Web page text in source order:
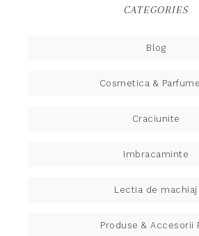
CATEGORIES
Blog
Cosmetica &
Craciunite
Imbracaminte
Lectia de machiaj
Produse & Accesorii